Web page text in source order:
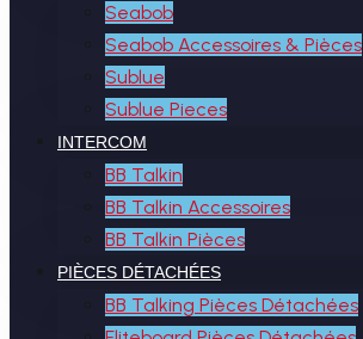
Seabob
Seabob Accessoires & Pièces
Sublue
Sublue Pieces
INTERCOM
BB Talkin
BB Talkin Accessoires
BB Talkin Pièces
PIÈCES DÉTACHÉES
BB Talking Pièces Détachées